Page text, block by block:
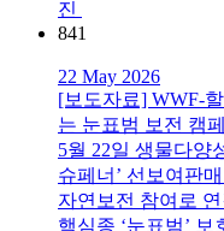
진
841
22 May 2026
[보도자료] WWF-
는 눈표범 보전 캠
5월 22일 생물다양
슈페너’ 선보여판
자연보전 참여로
핵심종 ‘눈표범’